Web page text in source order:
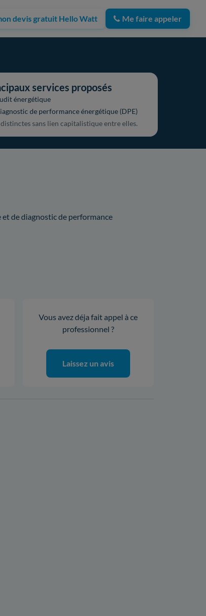
devis gratuit Hello Watt Me faire appeler
services proposés
énergétique
de performance énergétique (DPE)
sans lien capitalistique entre elles.
de diagnostic de performance
Vous avez déja fait appel à ce
professionnel ?
Laissez un avis